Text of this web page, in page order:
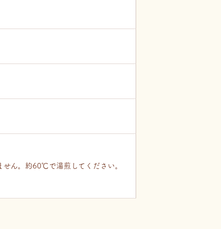
ん。約60℃で湯煎してください。